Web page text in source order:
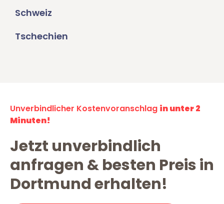
Schweiz
Tschechien
Unverbindlicher Kostenvoranschlag in unter 2
Minuten!
Jetzt unverbindlich
anfragen & besten Preis in
Dortmund erhalten!